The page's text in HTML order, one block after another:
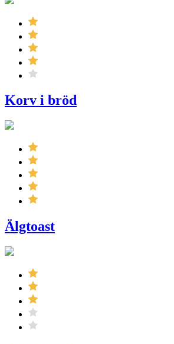
Korv i bröd
Älgtoast